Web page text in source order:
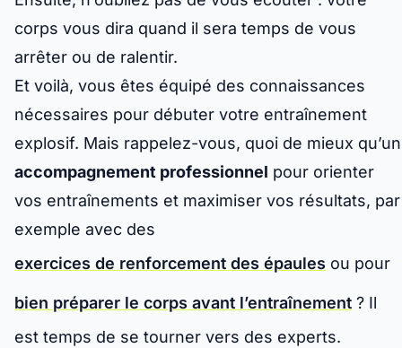
corps vous dira quand il sera temps de vous
arrêter ou de ralentir.
Et voilà, vous êtes équipé des connaissances
nécessaires pour débuter votre entraînement
explosif. Mais rappelez-vous, quoi de mieux qu’un
accompagnement professionnel pour orienter
vos entraînements et maximiser vos résultats, par
exemple avec des
exercices de renforcement des épaules ou pour
bien préparer le corps avant l’entraînement ? Il
est temps de se tourner vers des experts.